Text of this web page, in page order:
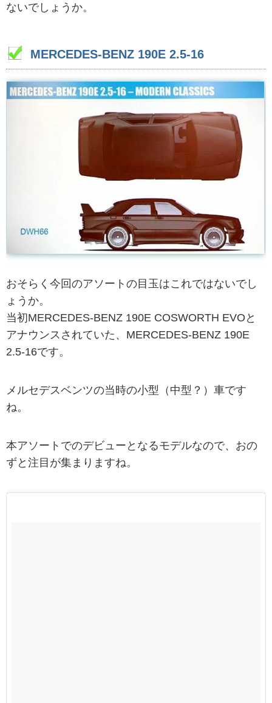
ないでしょうか。
MERCEDES-BENZ 190E 2.5-16
おそらく今回のアソートの目玉はこれではないでし
ょうか。
当初MERCEDES-BENZ 190E COSWORTH EVOと
アナウンスされていた、MERCEDES-BENZ 190E
2.5-16です。
メルセデスベンツの当時の小型（中型？）車です
ね。
本アソートでのデビューとなるモデルなので、おの
ずと注目が集まりますね。